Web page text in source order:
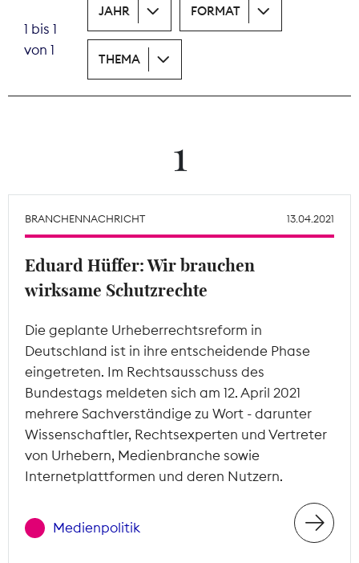
Print
Wächterpreis
Mitgliederbereich
1 bis 1
von 1
JAHR FORMAT
THEMA
1
BRANCHENNACHRICHT 13.04.2021
Eduard Hüffer: Wir brauchen
wirksame Schutzrechte
Die geplante Urheberrechtsreform in
Deutschland ist in ihre entscheidende Phase
eingetreten. Im Rechtsausschuss des
Bundestags meldeten sich am 12. April 2021
mehrere Sachverständige zu Wort - darunter
Wissenschaftler, Rechtsexperten und Vertreter
von Urhebern, Medienbranche sowie
Internetplattformen und deren Nutzern.
Medienpolitik